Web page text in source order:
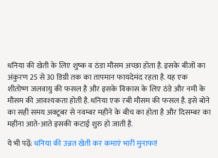
धनिया की खेती के लिए शुष्क व ठंडा मौसम अच्छा होता है. इसके बीजों का
अंकुरण 25 से 30 डिग्री तक का तापमान फायदेमंद रहता है. यह एक
शीतोष्ण जलवायु की फसल है और इसके विकास के लिए ठंडे और नमी के
मौसम की आवश्यकता होती है. धनिया एक रबी मौसम की फसल है. इसे बोने
का सही समय अक्टूबर से नवम्बर महीने के बीच का होता है और दिसम्बर का
महीना आते-आते इसकी कटाई शुरु हो जाती है.
ये भी पढ़ें:धनिया की उन्नत खेती कर कमाएं भारी मुनाफा!